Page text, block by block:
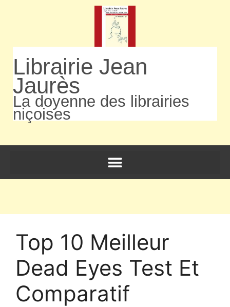
Librairie Jean
Jaurès
La doyenne des librairies
niçoises
Top 10 Meilleur
Dead Eyes Test Et
Comparatif